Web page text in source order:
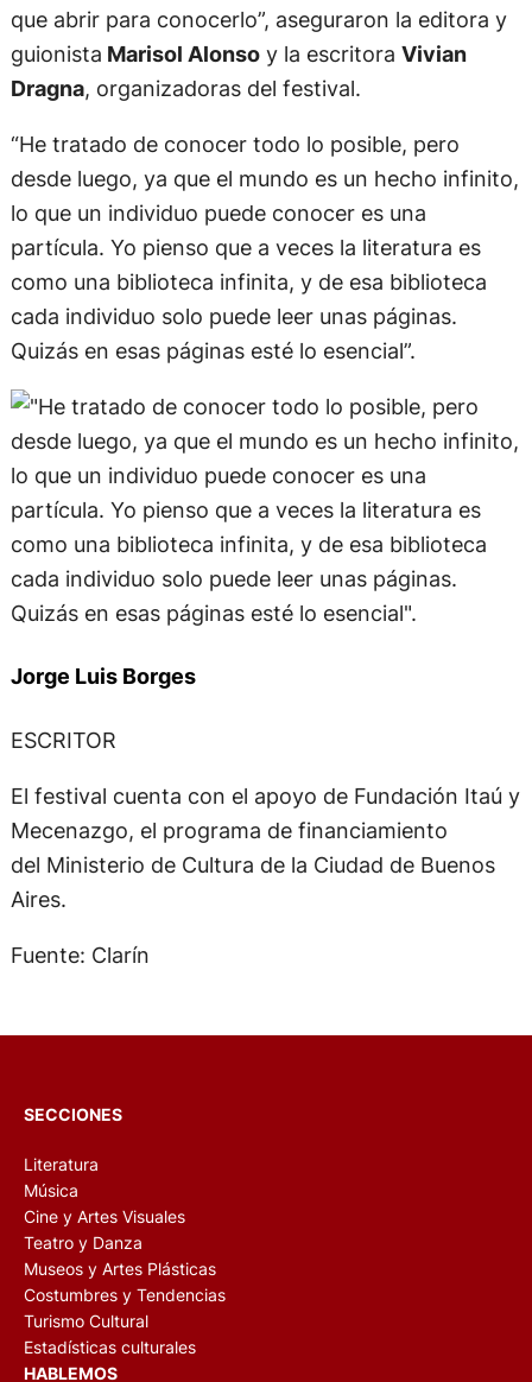
que abrir para conocerlo”, aseguraron la editora y
guionista Marisol Alonsoy la escritora Vivian
Dragna, organizadoras del festival.
“He tratado de conocer todo lo posible, pero
desde luego, ya que el mundo es un hecho infinito,
lo que un individuo puede conocer es una
partícula. Yo pienso que a veces la literatura es
como una biblioteca infinita, y de esa biblioteca
cada individuo solo puede leer unas páginas.
Quizás en esas páginas esté lo esencial”.
Jorge Luis Borges
ESCRITOR
El festival cuenta con el apoyo de Fundación Itaú y
Mecenazgo, el programa de financiamiento
del Ministerio de Cultura de la Ciudad de Buenos
Aires.
Fuente: Clarín
SECCIONES
Literatura
Música
Cine y Artes Visuales
Teatro y Danza
Museos y Artes Plásticas
Costumbres y Tendencias
Turismo Cultural
Estadísticas culturales
HABLEMOS